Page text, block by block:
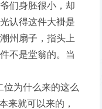
们身胚很小，却
认得这件大褂是
州扇子，指头上
不是堂翁的。当
位为什么来的这么
来就可以来的，